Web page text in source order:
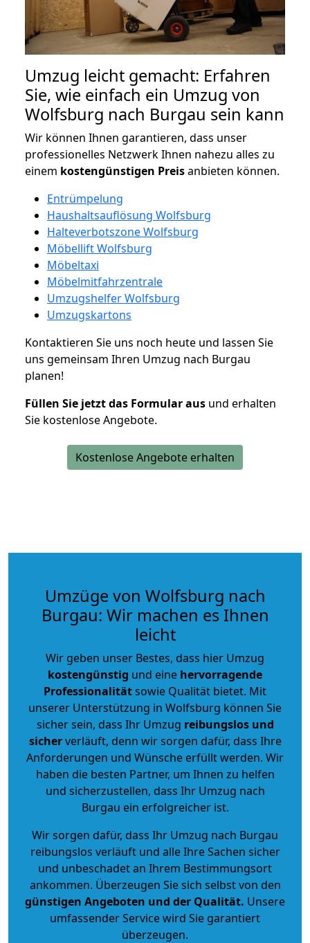
Umzug leicht gemacht: Erfahren
Sie, wie einfach ein Umzug von
Wolfsburg nach Burgau sein kann
Wir können Ihnen garantieren, dass unser
professionelles Netzwerk Ihnen nahezu alles zu
einem kostengünstigen Preisanbieten können.
Entrümpelung
Haushaltsauflösung Wolfsburg
Halteverbotszone Wolfsburg
Möbellift Wolfsburg
Möbeltaxi
Möbelmitfahrzentrale
Umzugshelfer Wolfsburg
Umzugskartons
Kontaktieren Sie uns noch heute und lassen Sie
uns gemeinsam Ihren Umzug nach Burgau
planen!
Füllen Sie jetzt das Formular aus und erhalten
Sie kostenlose Angebote.
Kostenlose Angebote erhalten
Umzüge von Wolfsburg nach
Burgau: Wir machen es Ihnen
leicht
Wir geben unser Bestes, dass hier Umzug
kostengünstig und eine hervorragende
Professionalitätsowie Qualität bietet. Mit
unserer Unterstützung in Wolfsburg können Sie
sicher sein, dass Ihr Umzug reibungslos und
sicherverläuft, denn wir sorgen dafür, dass Ihre
Anforderungen und Wünsche erfüllt werden. Wir
haben die besten Partner, um Ihnen zu helfen
und sicherzustellen, dass Ihr Umzug nach
Burgau ein erfolgreicher ist.
Wir sorgen dafür, dass Ihr Umzug nach Burgau
reibungslos verläuft und alle Ihre Sachen sicher
und unbeschadet an Ihrem Bestimmungsort
ankommen. Überzeugen Sie sich selbst von den
günstigen Angeboten und der Qualität. Unsere
umfassender Service wird Sie garantiert
überzeugen.